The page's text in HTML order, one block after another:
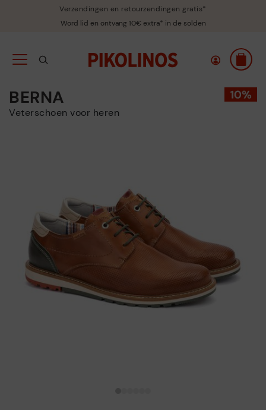
Verzendingen en retourzendingen gratis*
Word lid en ontvang 10€ extra* in de solden
BERNA
Veterschoen voor heren